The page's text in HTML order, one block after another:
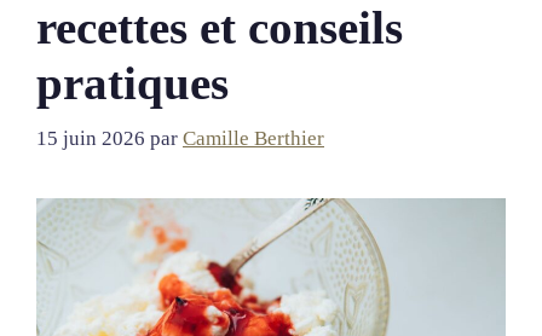
recettes et conseils
pratiques
15 juin 2026 par Camille Berthier